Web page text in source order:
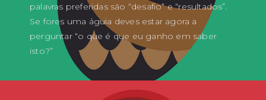
palavras preferidas são “desafio” e “resultados”.
Se fores uma águia deves estar agora a
perguntar “o que é que eu ganho em saber
isto?”